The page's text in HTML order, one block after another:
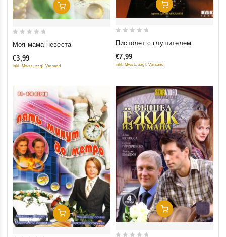
Добавить В Корзину
of
Моя мама невеста
€3,99
inkl. Mwst., zzgl. Versand
Добавить В Корзину
of
Пистолет с глушителем
€7,99
inkl. Mwst., zzgl. Versand
Добавить В Корзину
Добавить В Корзину